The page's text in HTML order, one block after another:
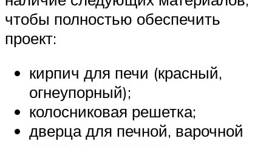
чтобы полностью обеспечить
проект:
кирпич для печи (красный,
огнеупорный);
колосниковая решетка;
дверца для печной, варочной